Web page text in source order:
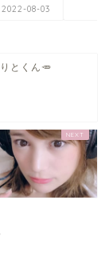
2022-08-03
とくん🥕